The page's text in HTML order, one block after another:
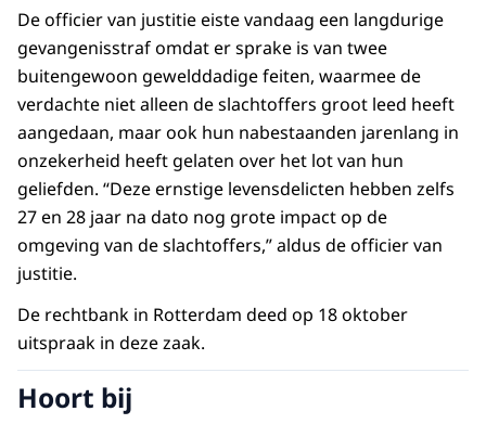
De officier van justitie eiste vandaag een langdurige
gevangenisstraf omdat er sprake is van twee
buitengewoon gewelddadige feiten, waarmee de
verdachte niet alleen de slachtoffers groot leed heeft
aangedaan, maar ook hun nabestaanden jarenlang in
onzekerheid heeft gelaten over het lot van hun
geliefden. “Deze ernstige levensdelicten hebben zelfs
27 en 28 jaar na dato nog grote impact op de
omgeving van de slachtoffers,” aldus de officier van
justitie.
De rechtbank in Rotterdam deed op 18 oktober
uitspraak in deze zaak.
Hoort bij